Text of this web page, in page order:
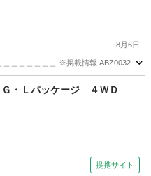
ホンダ フィット1.5ハイブリ
8月6日
＿＿＿＿＿＿＿ ※掲載情報 ABZ0032
Ｇ・Ｌパッケージ ４ＷＤ
提携サイト